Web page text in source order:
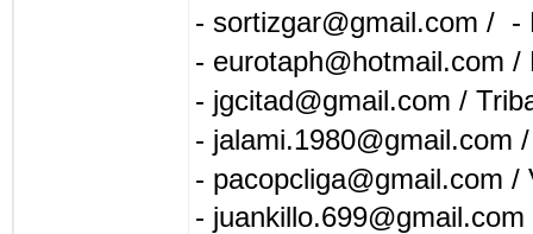
- sortizgar@gmail.com / -
- eurotaph@hotmail.com /
- jgcitad@gmail.com /
- jalami.1980@gmail.com
- pacopcliga@gmail.com /
-